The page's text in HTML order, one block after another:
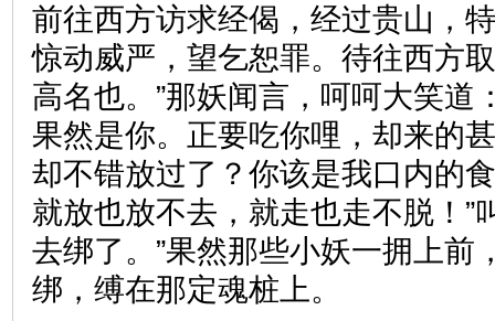
前往西方访求经偈，经过贵山，
惊动威严，望乞恕罪。待往西方
高名也。”那妖闻言，呵呵大笑道
果然是你。正要吃你哩，却来的
却不错放过了？你该是我口内的
就放也放不去，就走也走不脱！”
去绑了。”果然那些小妖一拥上前
绑，缚在那定魂桩上。